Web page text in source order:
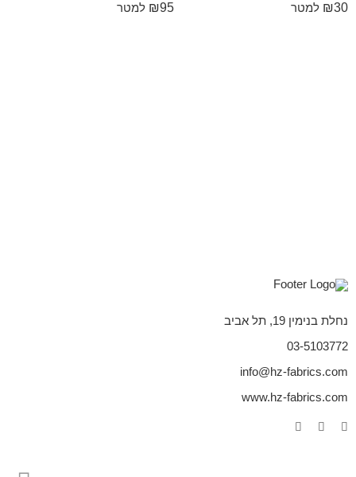
₪30 למטר ₪95 למטר
נחלת בנימין 19, תל אביב
03-5103772
info@hz-fabrics.com
www.hz-fabrics.com